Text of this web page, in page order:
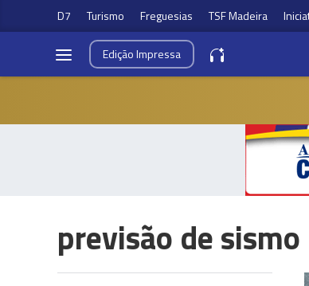
D7 Turismo Freguesias TSF Madeira
EdiçãoImpressa
previsão de sismo